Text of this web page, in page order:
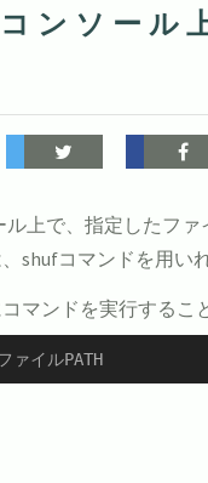
ンソール
ル上で、指定したフ
shufコマンドを用い
マンドを実行するこ
イルPATH